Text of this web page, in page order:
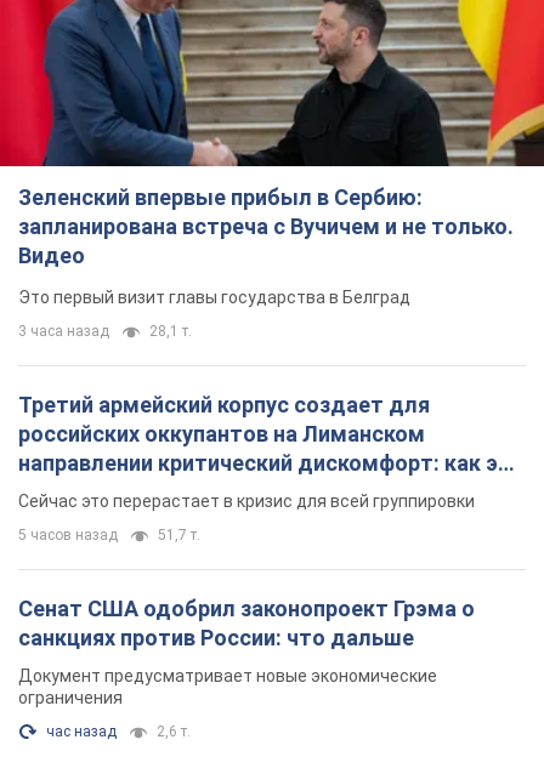
Зеленский впервые прибыл в Сербию:
запланирована встреча с Вучичем и не только.
Видео
Это первый визит главы государства в Белград
3 часа назад 28,1 т.
Третий армейский корпус создает для
российских оккупантов на Лиманском
направлении критический дискомфорт: как это
удалось
Сейчас это перерастает в кризис для всей группировки
5 часов назад 51,7 т.
Сенат США одобрил законопроект Грэма о
санкциях против России: что дальше
Документ предусматривает новые экономические
ограничения
час назад 2,6 т.